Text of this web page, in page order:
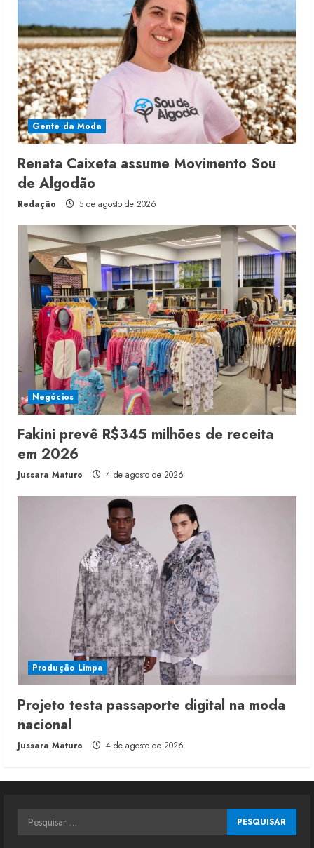
Gente da Moda
Renata Caixeta assume Movimento Sou
de Algodão
Redação 5 de agosto de 2026
Negócios
Fakini prevê R$345 milhões de receita
em 2026
Jussara Maturo 4 de agosto de 2026
Produção Limpa
Projeto testa passaporte digital na moda
nacional
Jussara Maturo 4 de agosto de 2026
Pesquisar